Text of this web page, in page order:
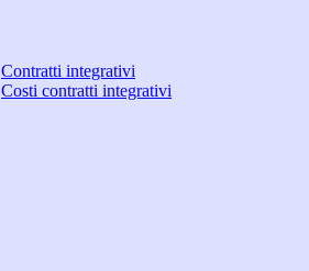
Contratti integrativi
Costi contratti integrativi